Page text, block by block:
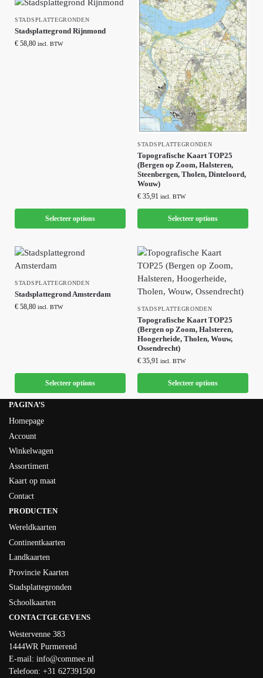
STADSPLATTEGRONDEN
Stadsplattegrond Rijnmond
€ 58,80 incl. BTW
Selecteer options
STADSPLATTEGRONDEN
Topografische Kaart TOP25
(Bergen op Zoom, Halsteren,
Steenbergen, Tholen, Dinteloord,
Wouw)
€ 35,91 incl. BTW
Selecteer options
STADSPLATTEGRONDEN
Stadsplattegrond Amsterdam
€ 58,80 incl. BTW
Selecteer options
STADSPLATTEGRONDEN
Topografische Kaart TOP25
(Bergen op Zoom, Halsteren,
Hoogerheide, Tholen, Wouw,
Ossendrecht)
€ 35,91 incl. BTW
Selecteer options
PAGINA’S
Homepage
Account
Winkelwagen
Assortiment
Kaart op maat
Contact
PRODUCTEN
Wereldkaarten
Continentkaarten
Landkaarten
Provincie Kaarten
Stadsplattegronden
Schoolkaarten
CONTACTGEGEVENS
Westervenne 383
1444WR Purmerend
E-mail: info@commee.nl
Telefoon: +31 627391500